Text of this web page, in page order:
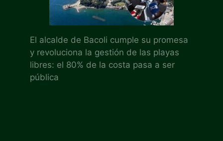
El alcalde de Bacoli cumple su promesa
y revoluciona la gestión de las playas
libres: el 80% de la costa pasa a ser
pública